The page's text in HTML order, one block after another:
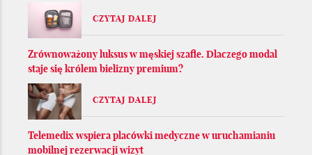
CZYTAJ DALEJ
Zrównoważony luksus w męskiej szafie. Dlaczego modal
staje się królem bielizny premium?
CZYTAJ DALEJ
Telemedix wspiera placówki medyczne w uruchamianiu
mobilnej rezerwacji wizyt